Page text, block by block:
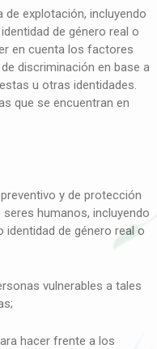
explotación, incluyendo
de género real o
en cuenta los factores
discriminación en base a
u otras identidades.
que se encuentran en
y de protección
humanos, incluyendo
de género real o
vulnerables a tales
hacer frente a los